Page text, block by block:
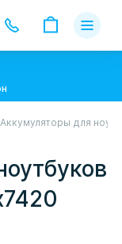
графіку
затримка
повітряна
Доставка
Контакты
Аккумуляторы для